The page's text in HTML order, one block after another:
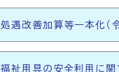
処遇改善加算等一本化（
福祉用具の安全利用に関